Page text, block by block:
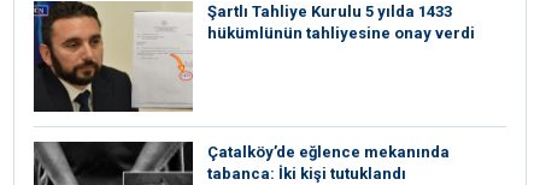
Şartlı Tahliye Kurulu 5 yılda 1433
hükümlünün tahliyesine onay verdi
Çatalköy’de eğlence mekanında
tabanca: İki kişi tutuklandı